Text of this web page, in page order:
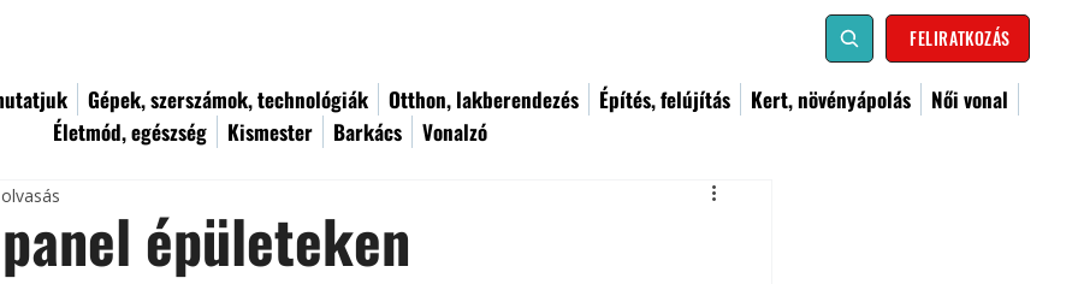
FELIRATKOZÁS
Gépek, szerszámok, technológiák Otthon, lakberendezés Építés, felújítás Kert, növényápolás
Női vonal
Életmód, egészség
Kismester Barkács Vonalzó
épületeken